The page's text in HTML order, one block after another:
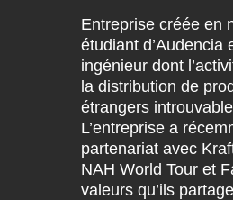
Entreprise créée en
étudiant d’Audencia
ingénieur dont
la distribution de
étrangers
L’entreprise a
partenariat avec
NAH World Tour et
valeurs qu’ils